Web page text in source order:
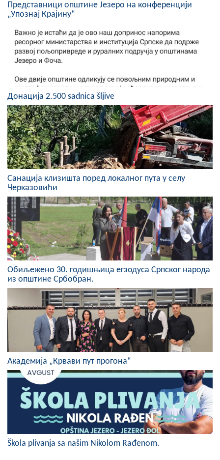
Јавни позиви
Обавјештења
Заштита од пожара
COVID 19
Геоистраживања
ФИНАНСИЈЕ
ПРИВРЕДА
Пољопривреда
Туризам
Спорт
ЦИВИЛНА ЗАШТИТА
КОНТАКТ
Представници општине Језеро на конференцији
„Упознај Крајину“
Донација 2.500 sadnica šljive
Санација клизишта поред локалног пута у селу
Черказовићи
Обиљежено 30. годишњица егзодуса Српског народа
из општине Србобран.
Академија „Крвави пут прогона“
Škola plivanja sa našim Nikolom Rađenom.